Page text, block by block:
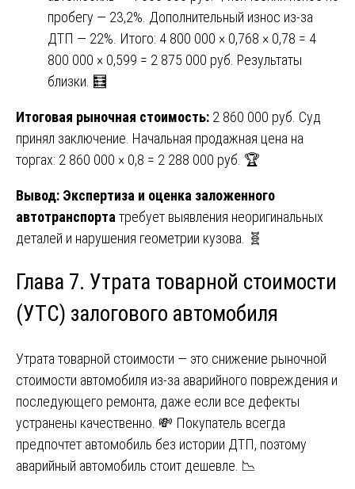
пробегу — 23,2%. Дополнительный износ из-за
ДТП — 22%. Итого: 4 800 000 × 0,768 × 0,78 = 4
800 000 × 0,599 = 2 875 000 руб. Результаты
близки. 🧮
Итоговая рыночная стоимость: 2 860 000 руб. Суд
принял заключение. Начальная продажная цена на
торгах: 2 860 000 × 0,8 = 2 288 000 руб. 🏆
Вывод: Экспертиза и оценка заложенного
автотранспорта требует выявления неоригинальных
деталей и нарушения геометрии кузова. 🧬
Глава 7. Утрата товарной стоимости
(УТС) залогового автомобиля
Утрата товарной стоимости — это снижение рыночной
стоимости автомобиля из-за аварийного повреждения и
последующего ремонта, даже если все дефекты
устранены качественно. 💸 Покупатель всегда
предпочтет автомобиль без истории ДТП, поэтому
аварийный автомобиль стоит дешевле. 📉